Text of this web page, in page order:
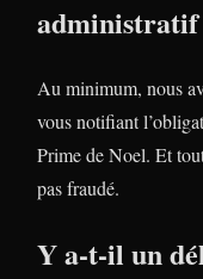
administratif
Au minimum, nous
vous notifiant
Prime de Noel. Et
pas fraudé.
Y a-t-il un